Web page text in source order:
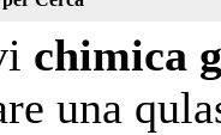
chimica
una